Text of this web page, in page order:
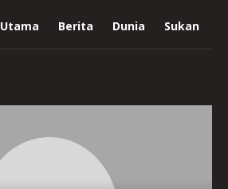
Utama Berita Dunia Sukan